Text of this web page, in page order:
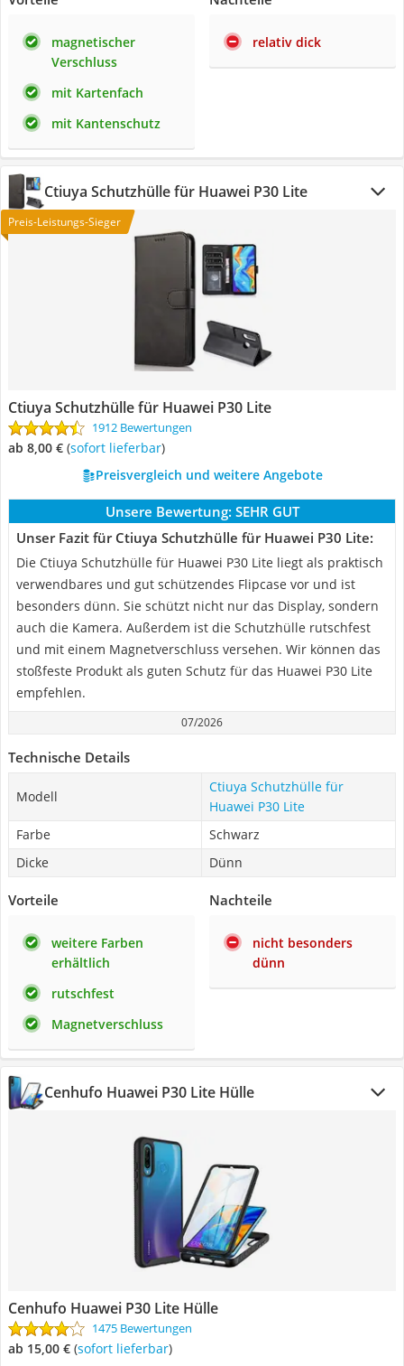
magnetischer
Verschluss
mit Kartenfach
mit Kantenschutz
relativ dick
Ctiuya Schutzhülle für Huawei P30 Lite
Preis-Leistungs-Sieger
Ctiuya Schutzhülle für Huawei P30 Lite
1912 Bewertungen
ab 8,00 € ( Sofort lieferbar)
Preisvergleich und weitere Angebote
Unsere Bewertung: SEHR GUT
Unser Fazit für Ctiuya Schutzhülle für Huawei P30 Lite:
Die Ctiuya Schutzhülle für Huawei P30 Lite liegt als praktisch
verwendbares und gut schützendes Flipcase vor und ist
besonders dünn. Sie schützt nicht nur das Display, sondern
auch die Kamera. Außerdem ist die Schutzhülle rutschfest
und mit einem Magnetverschluss versehen. Wir können das
stoßfeste Produkt als guten Schutz für das Huawei P30 Lite
empfehlen.
07/2026
Technische Details
Modell
Ctiuya Schutzhülle für
Huawei P30 Lite
Farbe
Schwarz
Dicke
Dünn
Vorteile
weitere Farben
erhältlich
rutschfest
Magnetverschluss
Nachteile
nicht besonders
dünn
Cenhufo Huawei P30 Lite Hülle
Cenhufo Huawei P30 Lite Hülle
1475 Bewertungen
ab 15,00 € ( Sofort lieferbar)